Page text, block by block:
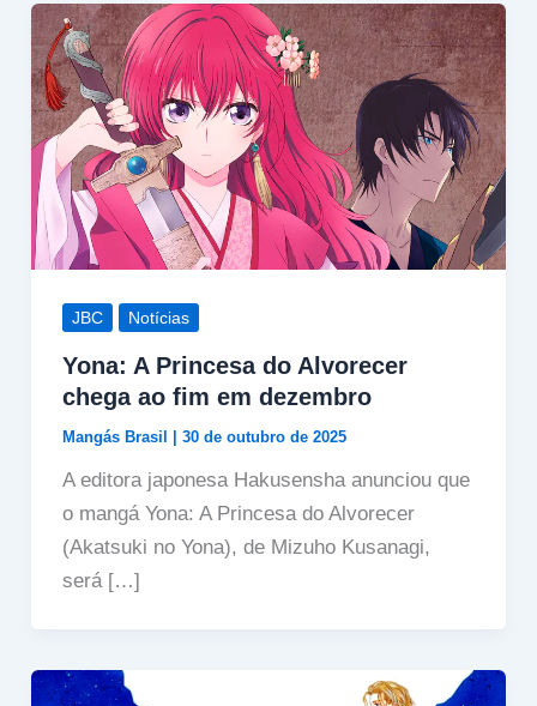
JBC Notícias
Yona: A Princesa do Alvorecer
chega ao fim em dezembro
Mangás Brasil 30 de outubro de 2025
A editora japonesa Hakusensha anunciou que
o mangá Yona: A Princesa do Alvorecer
(Akatsuki no Yona), de Mizuho Kusanagi,
será […]